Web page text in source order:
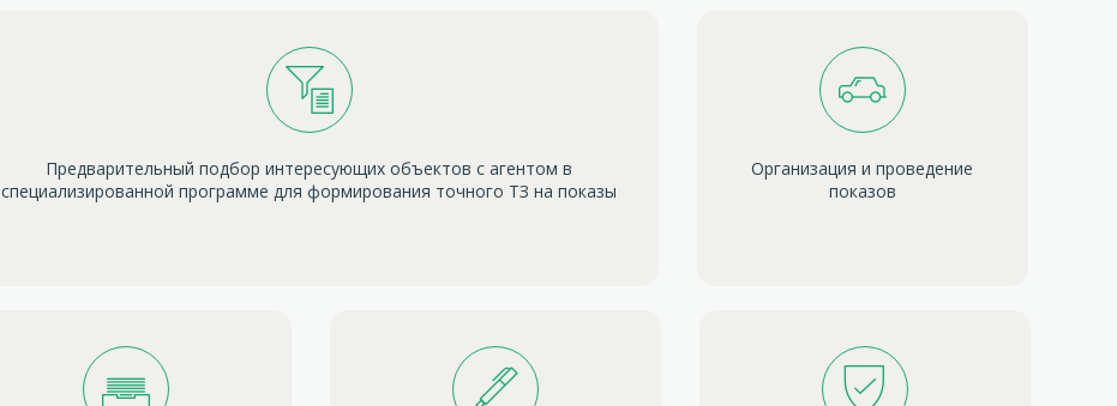
Предварительный подбор интересующих объектов с агентом в
специализированной программе для формирования точного ТЗ на показы
Организация и проведение
показов